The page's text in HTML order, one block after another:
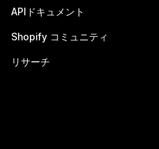
APIドキュメント
Shopify コミュニティ
リサーチ